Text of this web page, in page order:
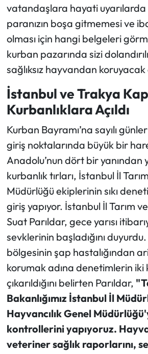
vatandaşlara hayati uyarılarda
paranızın boşa gitmemesi ve
olması için hangi belgeleri
kurban pazarında sizi
sağlıksız hayvandan koruyacak
İstanbul ve Trakya
Kurbanlıklara Açıldı
Kurban Bayramı’na sayılı
giriş noktalarında büyük bir
Anadolu’nun dört bir yanından
kurbanlık tırları, İstanbul İl
Müdürlüğü ekiplerinin sıkı
giriş yapıyor. İstanbul İl Tarım
Suat Parıldar, gece yarısı
sevklerinin başladığını
bölgesinin şap hastalığından
korumak adına denetimlerin iki
çıkarıldığını belirten Parıldar,
Bakanlığımız İstanbul İl
Hayvancılık Genel
kontrollerini yapıyoruz.
veteriner sağlık raporlarını,
Mektup Galeri
Ekonomi
Sağlık
Turizm
Teknoloji